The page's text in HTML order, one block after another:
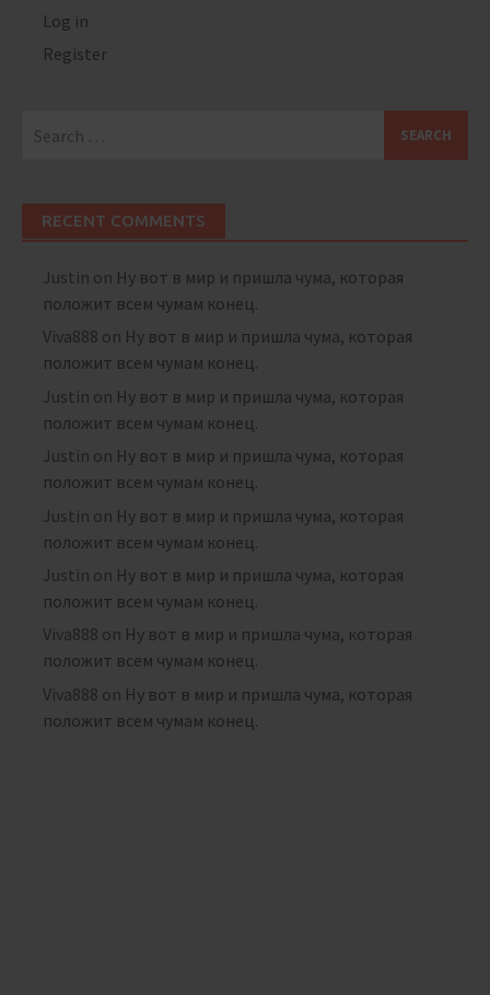
Log in
Register
for:
RECENT COMMENTS
Justin on Ну вот в мир и пришла чума, которая
положит всем чумам конец.
Viva888 on Ну вот в мир и пришла чума, которая
положит всем чумам конец.
Justin on Ну вот в мир и пришла чума, которая
положит всем чумам конец.
Justin on Ну вот в мир и пришла чума, которая
положит всем чумам конец.
Justin on Ну вот в мир и пришла чума, которая
положит всем чумам конец.
Justin on Ну вот в мир и пришла чума, которая
положит всем чумам конец.
Viva888 on Ну вот в мир и пришла чума, которая
положит всем чумам конец.
Viva888 on Ну вот в мир и пришла чума, которая
положит всем чумам конец.